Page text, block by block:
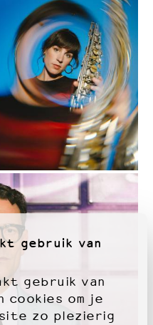
gebruik van
gebruik van
cookies om je
zo plezierig